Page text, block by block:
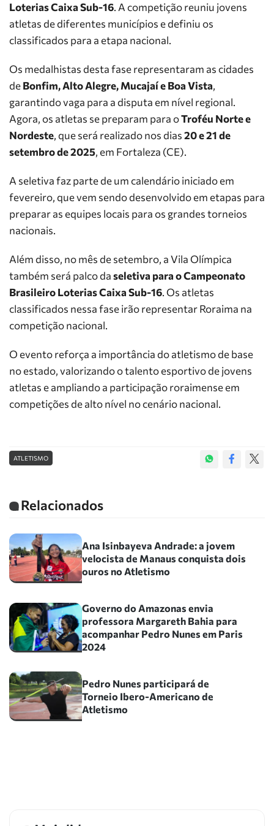
Loterias Caixa Sub-16. A competição reuniu jovens
atletas de diferentes municípios e definiu os
classificados para a etapa nacional.
Os medalhistas desta fase representaram as cidades
deBonfim, Alto Alegre, Mucajaí e Boa Vista,
garantindo vaga para a disputa em nível regional.
Agora, os atletas se preparam para oTroféu Norte e
Nordeste, que será realizado nos dias20 e 21 de
setembro de 2025, em Fortaleza (CE).
A seletiva faz parte de um calendário iniciado em
fevereiro, que vem sendo desenvolvido em etapas para
preparar as equipes locais para os grandes torneios
nacionais.
Além disso, no mês de setembro, a Vila Olímpica
também será palco daseletiva para o Campeonato
Brasileiro Loterias Caixa Sub-16. Os atletas
classificados nessa fase irão representar Roraima na
competição nacional.
O evento reforça a importância do atletismo de base
no estado, valorizando o talento esportivo de jovens
atletas e ampliando a participação roraimense em
competições de alto nível no cenário nacional.
ATLETISMO
Relacionados
Ana Isinbayeva Andrade: a jovem
velocista de Manaus conquista dois
ouros no Atletismo
Governo do Amazonas envia
professora Margareth Bahia para
acompanhar Pedro Nunes em Paris
2024
Pedro Nunes participará de
Torneio Ibero-Americano de
Atletismo